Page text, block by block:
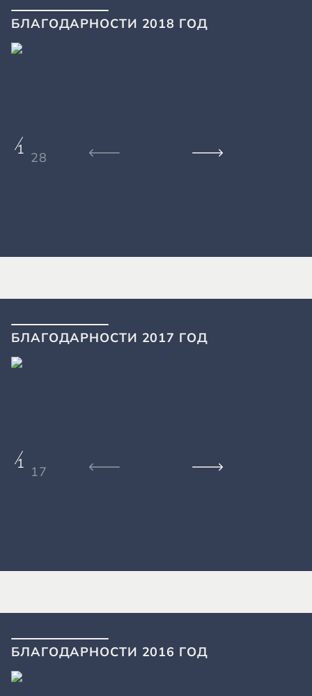
БЛАГОДАРНОСТИ 2018 ГОД
1
28
БЛАГОДАРНОСТИ 2017 ГОД
1
17
БЛАГОДАРНОСТИ 2016 ГОД